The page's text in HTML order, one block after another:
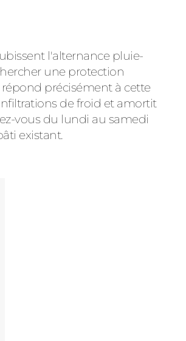
l'alternance pluie-
une protection
précisément à cette
de froid et amortit
vous du lundi au samedi
existant.